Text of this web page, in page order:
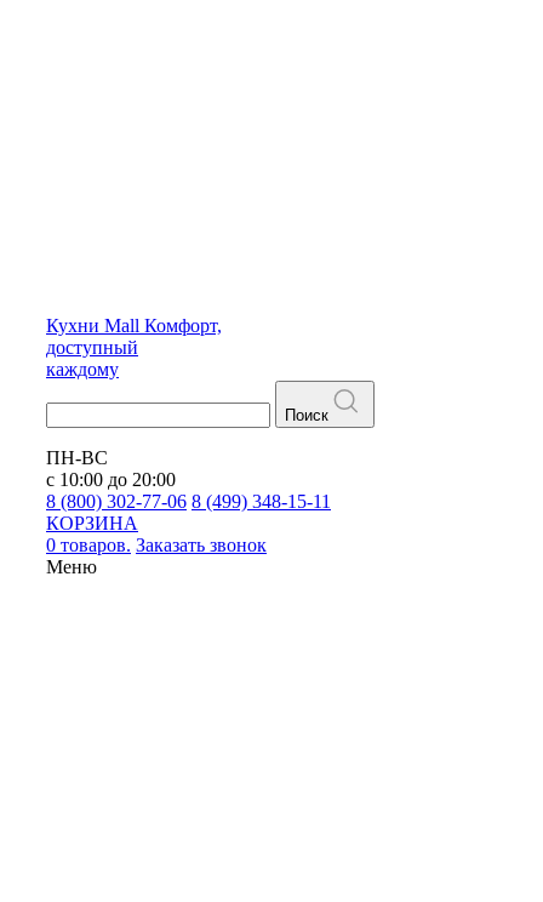
Кухни Mall Комфорт,
доступный
каждому
Поиск
ПН-ВС
с 10:00 до 20:00
8 (800) 302-77-06 8 (499) 348-15-11
КОРЗИНА
0 товаров. Заказать звонок
Меню